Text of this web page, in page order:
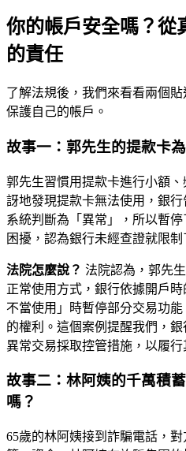
你的帳戶安全嗎？從
的責任
了解法規後，我們來看看兩個
保護自己的帳戶。
故事一：郭先生的提款卡
郭先生習慣用提款卡進行小額
訝地發現提款卡無法使用，銀
系統判斷為「異常」，所以暫
困擾，認為銀行未經查證就限制
法院怎麼說？ 法院認為，郭先
正常使用方式，銀行依據開戶
不當使用」時暫停部分交易功
的權利。這個案例提醒我們，
異常交易採取控管措施，以履行
故事二：林阿姨的千萬積
嗎？
65歲的林阿姨接到詐騙電話，